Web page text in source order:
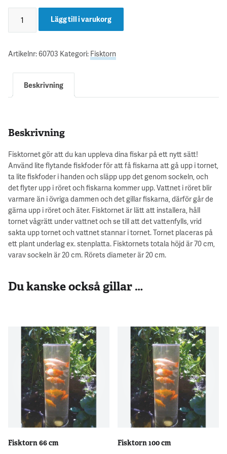
Lägg till i varukorg
Artikelnr:60703 Kategori: Fisktorn
Beskrivning
Beskrivning
Fisktornet gör att du kan uppleva dina fiskar på ett nytt sätt!
Använd lite flytande fiskfoder för att få fiskarna att gå upp i tornet,
ta lite fiskfoder i handen och släpp upp det genom sockeln, och
det flyter upp i röret och fiskarna kommer upp. Vattnet i röret blir
varmare än i övriga dammen och det gillar fiskarna, därför går de
gärna upp i röret och äter. Fisktornet är lätt att installera, håll
tornet vågrätt under vattnet och se till att det vattenfylls, vrid
sakta upp tornet och vattnet stannar i tornet. Tornet placeras på
ett plant underlag ex. stenplatta. Fisktornets totala höjd är 70 cm,
varav sockeln är 20 cm. Rörets diameter är 20 cm.
Du kanske också gillar …
Fisktorn 66 cm Fisktorn 100 cm